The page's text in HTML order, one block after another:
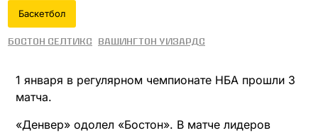
Баскетбол
Бостон Селтикс Вашингтон Уизардс
1 января в регулярном чемпионате НБА прошли 3
матча.
«Денвер» одолел «Бостон». В матче лидеров